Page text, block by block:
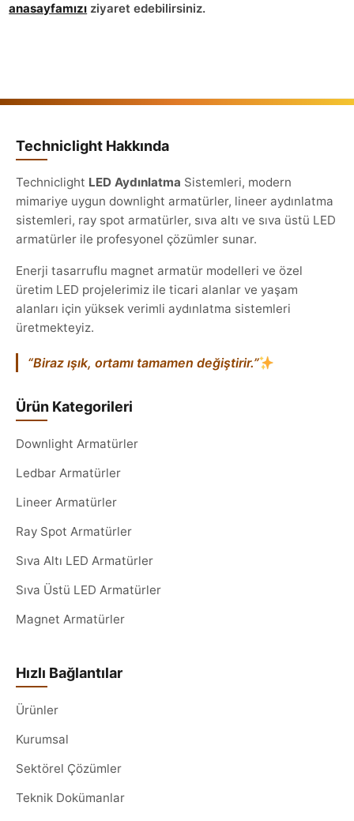
anasayfamızı ziyaret edebilirsiniz.
Techniclight Hakkında
Techniclight LED Aydınlatma Sistemleri, modern
mimariye uygun downlight armatürler, lineer aydınlatma
sistemleri, ray spot armatürler, sıva altı ve sıva üstü LED
armatürler ile profesyonel çözümler sunar.
Enerji tasarruflu magnet armatür modelleri ve özel
üretim LED projelerimiz ile ticari alanlar ve yaşam
alanları için yüksek verimli aydınlatma sistemleri
üretmekteyiz.
“Biraz ışık, ortamı tamamen değiştirir.”
Ürün Kategorileri
Downlight Armatürler
Ledbar Armatürler
Lineer Armatürler
Ray Spot Armatürler
Sıva Altı LED Armatürler
Sıva Üstü LED Armatürler
Magnet Armatürler
Hızlı Bağlantılar
Ürünler
Kurumsal
Sektörel Çözümler
Teknik Dokümanlar